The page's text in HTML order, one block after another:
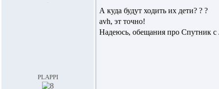
plappi
А куда будут ходить их дети? ? ?
avh, эт точно!
Надеюсь, обещания про Спутник